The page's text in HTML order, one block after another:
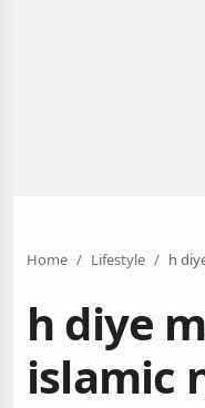
Home Lifestyle h
h diye
islamic